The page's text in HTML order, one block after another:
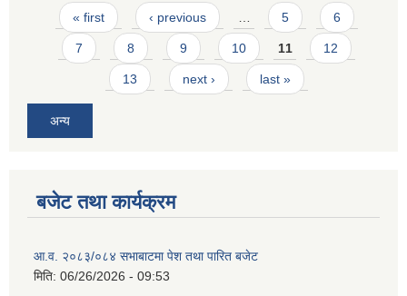
Pages
« first ‹ previous 5 6
7 8 9 10 11 12
13 next › last »
अन्य
बजेट तथा कार्यक्रम
आ.व. २०८३/०८४ सभाबाटमा पेश तथा पारित बजेट
मिति: 06/26/2026 - 09:53